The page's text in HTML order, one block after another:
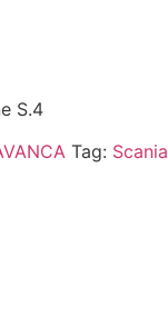
S.4
Tag: Scania